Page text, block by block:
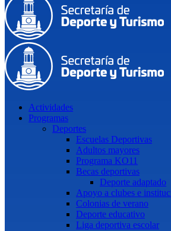
Actividades
Programas
Deportes
Escuelas Deportivas
Adultos mayores
Programa KO11
Becas deportivas
Deporte adaptado
Apoyo a clubes e
Colonias de verano
Deporte educativo
Liga deportiva escolar